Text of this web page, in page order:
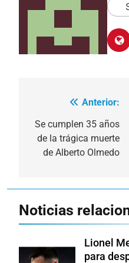
Navegación
de
entradas
Anterior:
Se cumplen 35 años
de la trágica muerte
de Alberto Olmedo
Noticias
Lionel
para